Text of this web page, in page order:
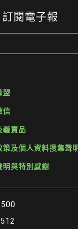
訂閱電子報
盟
信
義賣品
策及個人資料搜集聲
明與特別感謝